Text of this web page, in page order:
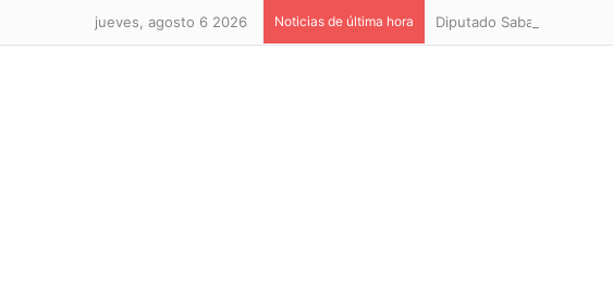
jueves, agosto 6 2026 Noticias de última hora Diputado Sabat celebra